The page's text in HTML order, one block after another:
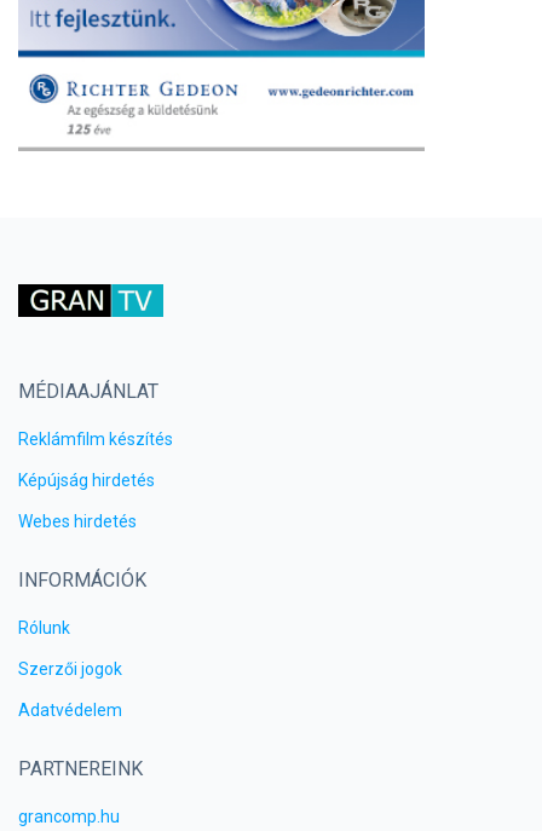
MÉDIAAJÁNLAT
Reklámfilm készítés
Képújság hirdetés
Webes hirdetés
INFORMÁCIÓK
Rólunk
Szerzői jogok
Adatvédelem
PARTNEREINK
grancomp.hu